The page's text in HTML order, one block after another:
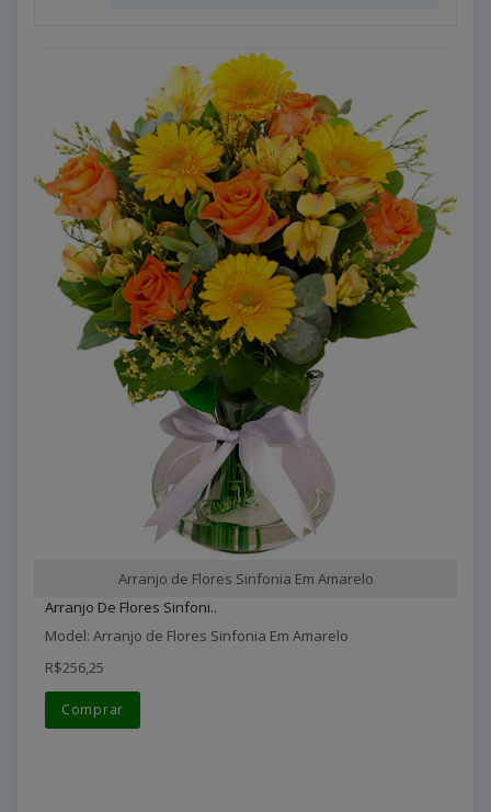
Arranjo de Flores Sinfonia Em Amarelo
Arranjo De Flores Sinfoni..
Model: Arranjo de Flores Sinfonia Em Amarelo
R$256,25
Comprar